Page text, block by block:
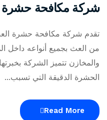
شركة مكافحة حشرة
تقدم شركة مكافحة حشرة
من العث بجميع أنواعه داخل
والمخازن تتميز الشركة
الحشرة الدقيقة التي تسبب...
Read More